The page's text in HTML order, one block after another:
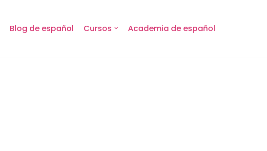
Blog de español Cursos Academia de español